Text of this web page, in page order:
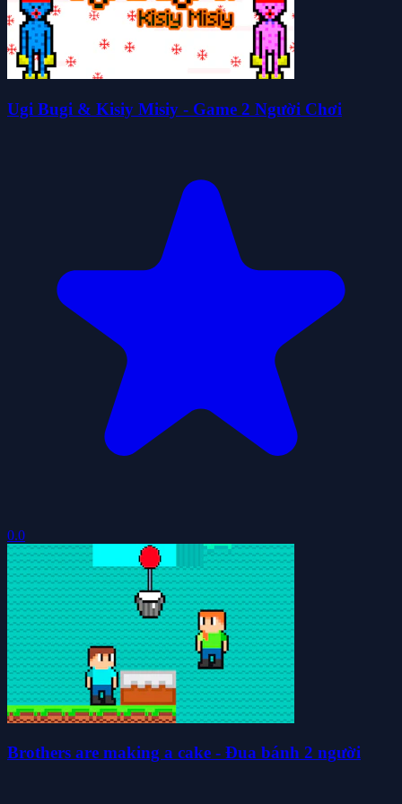
Ugi Bugi & Kisiy Misiy - Game 2 Người Chơi
0.0
Brothers are making a cake - Đua bánh 2 người